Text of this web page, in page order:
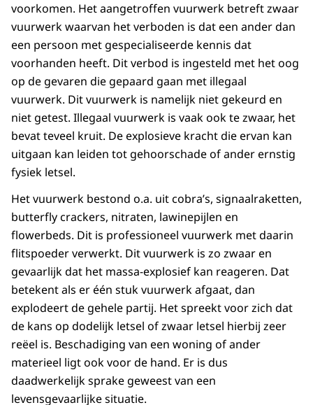
voorkomen. Het aangetroffen vuurwerk betreft zwaar
vuurwerk waarvan het verboden is dat een ander dan
een persoon met gespecialiseerde kennis dat
voorhanden heeft. Dit verbod is ingesteld met het oog
op de gevaren die gepaard gaan met illegaal
vuurwerk. Dit vuurwerk is namelijk niet gekeurd en
niet getest. Illegaal vuurwerk is vaak ook te zwaar, het
bevat teveel kruit. De explosieve kracht die ervan kan
uitgaan kan leiden tot gehoorschade of ander ernstig
fysiek letsel.
Het vuurwerk bestond o.a. uit cobra’s, signaalraketten,
butterfly crackers, nitraten, lawinepijlen en
flowerbeds. Dit is professioneel vuurwerk met daarin
flitspoeder verwerkt. Dit vuurwerk is zo zwaar en
gevaarlijk dat het massa-explosief kan reageren. Dat
betekent als er één stuk vuurwerk afgaat, dan
explodeert de gehele partij. Het spreekt voor zich dat
de kans op dodelijk letsel of zwaar letsel hierbij zeer
reëel is. Beschadiging van een woning of ander
materieel ligt ook voor de hand. Er is dus
daadwerkelijk sprake geweest van een
levensgevaarlijke situatie.